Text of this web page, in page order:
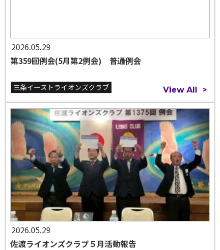
2026.05.29
第359回例会(5月第2例会) 普通例会
三条イーストライオンズクラブ View All >
2026.05.29
佐渡ライオンズクラブ５月活動報告